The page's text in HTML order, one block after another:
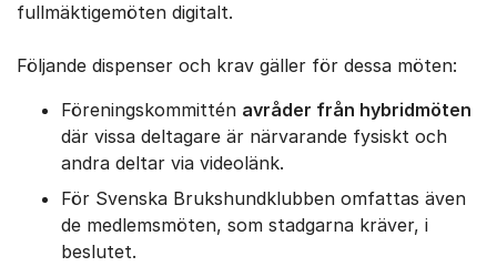
fullmäktigemöten digitalt.
Följande dispenser och krav gäller för dessa möten:
Föreningskommittén avråder från hybridmöten
där vissa deltagare är närvarande fysiskt och
andra deltar via videolänk.
För Svenska Brukshundklubben omfattas även
de medlemsmöten, som stadgarna kräver, i
beslutet.